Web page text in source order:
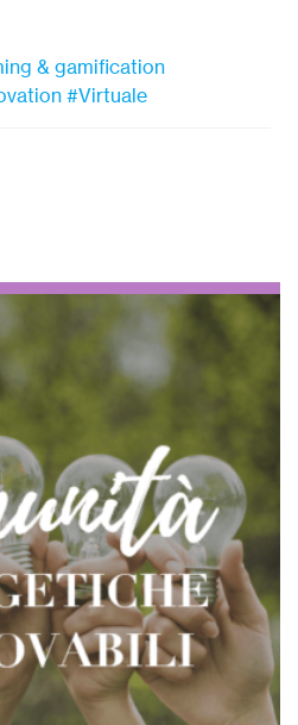
& gamification
#Virtuale